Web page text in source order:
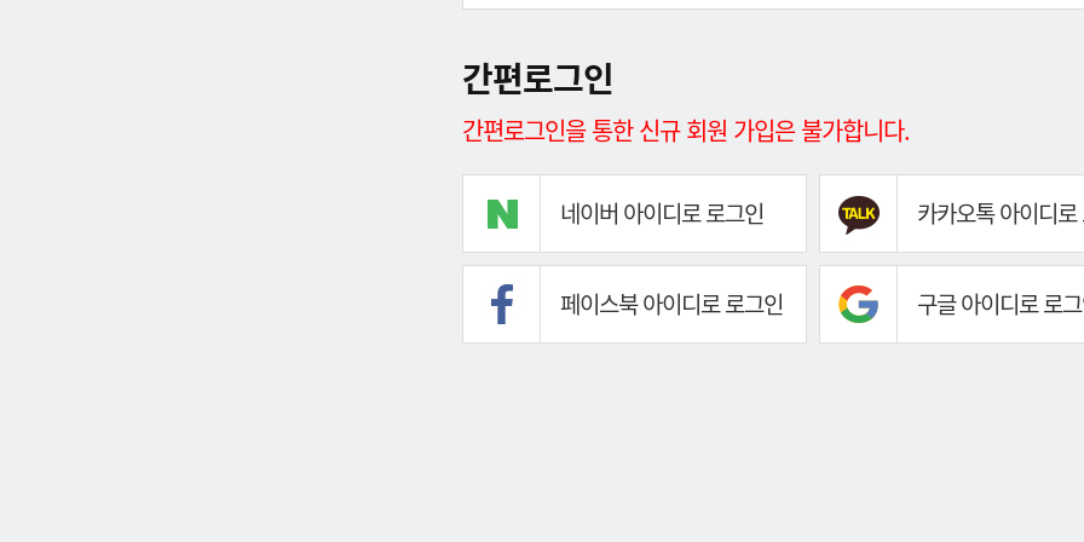
간편로그인
간편로그인을 통한 신규 회원 가입은 불가합니다.
네이버 아이디로 로그인 카카오톡 아이디로
페이스북 아이디로 로그인 구글 아이디로 로